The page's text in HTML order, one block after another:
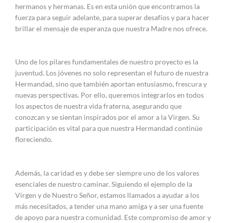
hermanos y hermanas. Es en esta unión que encontramos la
fuerza para seguir adelante, para superar desafíos y para hacer
brillar el mensaje de esperanza que nuestra Madre nos ofrece.
Uno de los pilares fundamentales de nuestro proyecto es la
juventud. Los jóvenes no solo representan el futuro de nuestra
Hermandad, sino que también aportan entusiasmo, frescura y
nuevas perspectivas. Por ello, queremos integrarlos en todos
los aspectos de nuestra vida fraterna, asegurando que
conozcan y se sientan inspirados por el amor a la Virgen. Su
participación es vital para que nuestra Hermandad continúe
floreciendo.
Además, la caridad es y debe ser siempre uno de los valores
esenciales de nuestro caminar. Siguiendo el ejemplo de la
Virgen y de Nuestro Señor, estamos llamados a ayudar a los
más necesitados, a tender una mano amiga y a ser una fuente
de apoyo para nuestra comunidad. Este compromiso de amor y